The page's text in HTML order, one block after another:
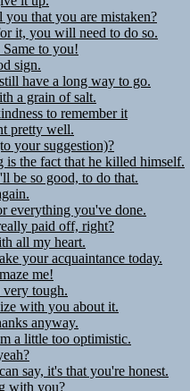
that you are mistaken?
it, you will need to do so.
to you!
sign.
have a long way to go.
a grain of salt.
to remember it
pretty well.
your suggestion)?
is the fact that he killed himself.
be so good, to do that.
everything you've done.
paid off, right?
all my heart.
your acquaintance today.
me!
very tough.
with you about it.
anyway.
a little too optimistic.
say, it's that you're honest.
with you?